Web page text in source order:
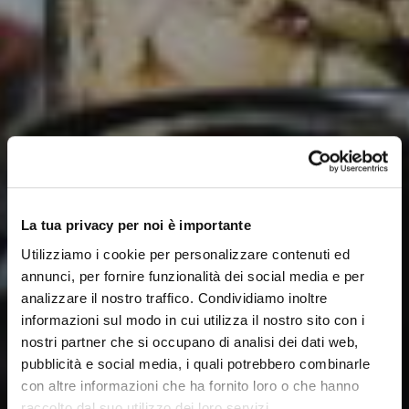
La tua privacy per noi è importante
Utilizziamo i cookie per personalizzare contenuti ed
annunci, per fornire funzionalità dei social media e per
analizzare il nostro traffico. Condividiamo inoltre
informazioni sul modo in cui utilizza il nostro sito con i
nostri partner che si occupano di analisi dei dati web,
pubblicità e social media, i quali potrebbero combinarle
con altre informazioni che ha fornito loro o che hanno